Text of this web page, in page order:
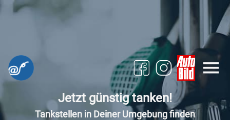
Jetzt günstig tanken!
Tankstellen in Deiner Umgebung finden